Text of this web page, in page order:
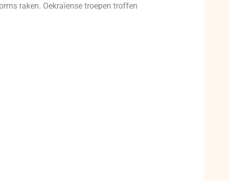
raken. Oekraïense troepen troffen